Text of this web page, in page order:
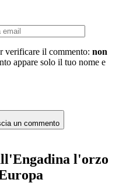
verificare il commento: non
appare solo il tuo nome e
un commento
l'orzo